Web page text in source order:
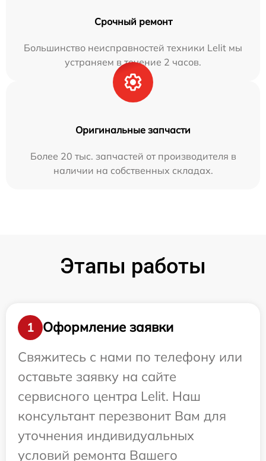
Срочный ремонт
Большинство неисправностей техники Lelit мы
устраняем в течение 2 часов.
Оригинальные запчасти
Более 20 тыс. запчастей от производителя в
наличии на собственных складах.
Этапы работы
1
Оформление заявки
Свяжитесь с нами по телефону или
оставьте заявку на сайте
сервисного центра Lelit. Наш
консультант перезвонит Вам для
уточнения индивидуальных
условий ремонта Вашего